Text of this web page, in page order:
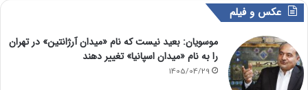
عکس و فیلم
موسویان: بعید نیست که نام «میدان آرژانتین» در تهران
را به نام «میدان اسپانیا» تغییر دهند
1405/04/29